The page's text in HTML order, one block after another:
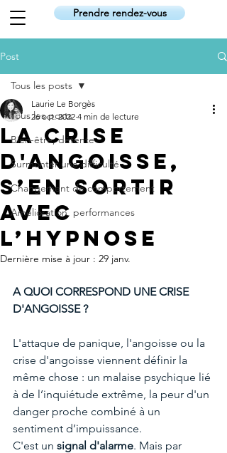
Prendre rendez-vous
Post
Tous les posts
Bien-être, détente
Surmonter une difficulté
Changement de comportement
Amélioration, performances
Tous les posts
La crise
d'angoisse,
s’en sortir
avec
l’hypnose
Laurie Le Borgès
26 oct. 2022 4 min de lecture
Dernière mise à jour : 29 janv.
A QUOI CORRESPOND UNE CRISE
D'ANGOISSE ?
L'attaque de panique, l'angoisse ou la
crise d'angoisse viennent définir la
même chose : un malaise psychique lié
à de l’inquiétude extrême, la peur d'un
danger proche combiné à un
sentiment d’impuissance.
C'est un signal d'alarme. Mais par